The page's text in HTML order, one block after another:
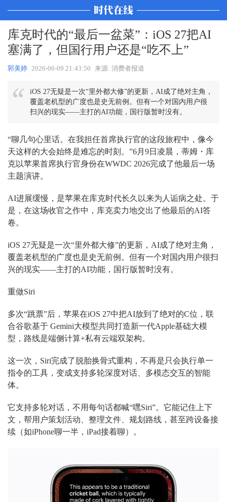
库克时代的“最后一盆菜”：iOS 27把AI
塞满了，但国行用户还是“吃不上”
郭美婷 2026-06-09 21:43:50 来源: 消费者报道
iOS 27无疑是一次“里外都大修”的更新，AI成了绝对主角，
覆盖老机型的广度也是史无前例。但有一个对国内用户很
扫兴的现实——主打的AI功能，国行版暂时没有。
“聊几句心里话。在我担任首席执行官的这段旅程中，像今
天这样的大会始终是难忘的时刻。”6月9日凌晨，蒂姆・库
克以苹果首席执行官身份在WWDC 2026完成了他最后一场
主题演讲。
AI进展缓慢，是苹果在库克时代长久以来为人诟病之处。于
是，在这场收官之作中，库克卖力地交出了他最后的AI答
卷。
iOS 27无疑是一次“里外都大修”的更新，AI成了绝对主角，
覆盖老机型的广度也是史无前例。但有一个对国内用户很扫
兴的现实——主打的AI功能，国行版暂时没有。
重做Siri
多次“跳票”后，苹果在iOS 27中把AI放到了绝对的C位，联
合谷歌基于 Gemini大模型共同打造新一代Apple基础大模
型，路线是端侧计算+私有云端双架构。
这一次，Siri完成了脱胎换骨式重构，不再是只会执行单一
指令的工具，变成支持多轮深度对话、多模态交互的智能
体。
它支持多轮对话，不用每句话都喊“嘿Siri”。它能记住上下
文，帮用户策划活动、整理文件、规划路线，甚至跨设备接
续（如iPhone聊一半，iPad接着聊）。